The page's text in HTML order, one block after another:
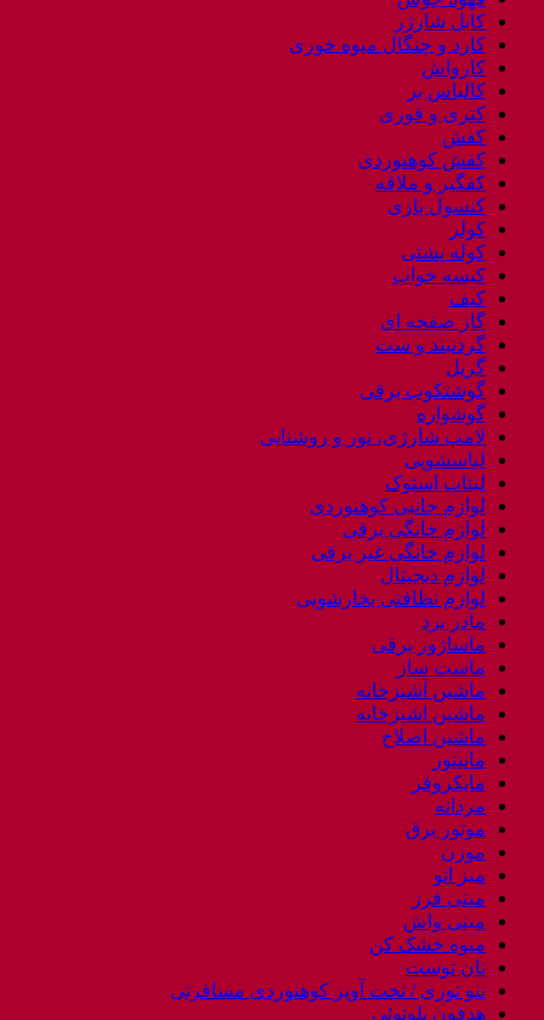
کابل شارژر
کارد و چنگال میوه خوری
کارواش
کالباس بر
کتری و قوری
کفش
کفش کوهنوردی
کفگیر و ملاقه
کنسول بازی
کولر
کوله پشتی
کیسه خواب
کیف
گاز صفحه ای
گردنبند و ست
گریل
گوشتکوب برقی
گوشواره
لامپ شارژی، نور و روشنایی
لباسشویی
لپتاب استوک
لوازم جانبی کوهنوردی
لوازم خانگی برقی
لوازم خانگی غیر برقی
لوازم دیجیتال
لوازم نظافتی بخارشویی
مادر برد
ماساژور برقی
ماست ساز
ماشین آشپزخانه
ماشین اشپزخانه
ماشین اصلاح
مانیتور
مایکروفر
مردانه
موتور برق
موزن
میز اتو
مینی فرز
مینی واش
میوه خشک کن
نان توست
ننو توری / تخت آویز کوهنوردی مسافرتی
هدفون بلوتوثی